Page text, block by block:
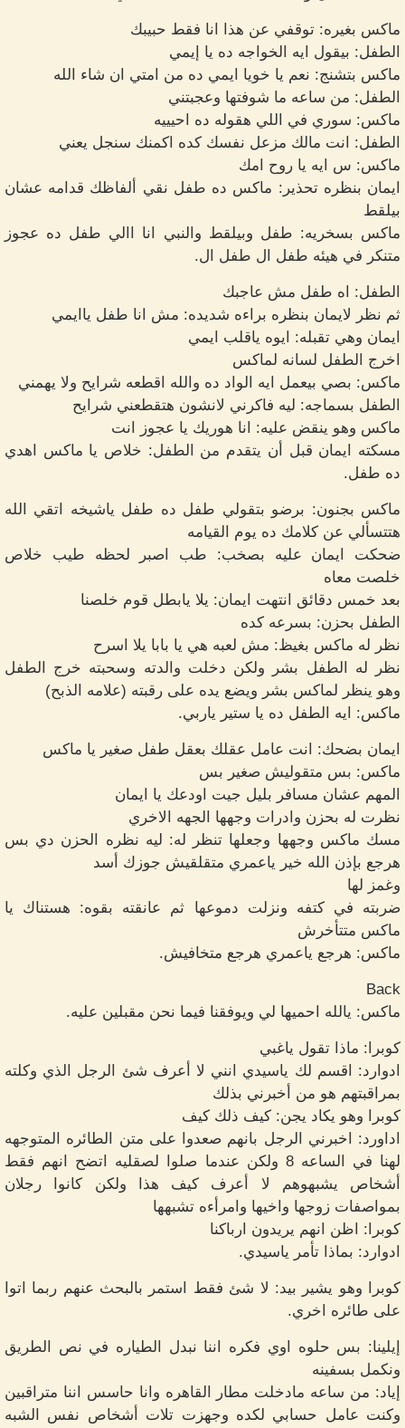
ماكس بغيره: توقفي عن هذا انا فقط حبيبك
الطفل: بيقول ايه الخواجه ده يا إيمي
ماكس بتشنج: نعم يا خويا ايمي ده من امتي ان شاء الله
الطفل: من ساعه ما شوفتها وعجبتني
ماكس: سوري في اللي هقوله ده احيييه
الطفل: انت مالك مزعل نفسك كده اكمنك سنجل يعني
ماكس: س ايه يا روح امك
ايمان بنظره تحذير: ماكس ده طفل نقي ألفاظك قدامه عشان
بيلقط
ماكس بسخريه: طفل وبيلقط والنبي انا االي طفل ده عجوز
متنكر في هيئه طفل ال طفل ال.
الطفل: اه طفل مش عاجبك
ثم نظر لايمان بنظره براءه شديده: مش انا طفل ياايمي
ايمان وهي تقبله: ايوه ياقلب ايمي
اخرج الطفل لسانه لماكس
ماكس: بصي بيعمل ايه الواد ده والله اقطعه شرايح ولا يهمني
الطفل بسماجه: ليه فاكرني لانشون هتقطعني شرايح
ماكس وهو ينقض عليه: انا هوريك يا عجوز انت
مسكته ايمان قبل أن يتقدم من الطفل: خلاص يا ماكس اهدي
ده طفل.
ماكس بجنون: برضو بتقولي طفل ده طفل ياشيخه اتقي الله
هتتسألي عن كلامك ده يوم القيامه
ضحكت ايمان عليه بصخب: طب اصبر لحظه طيب خلاص
خلصت معاه
بعد خمس دقائق انتهت ايمان: يلا يابطل قوم خلصنا
الطفل بحزن: بسرعه كده
نظر له ماكس بغيظ: مش لعبه هي يا بابا يلا اسرح
نظر له الطفل بشر ولكن دخلت والدته وسحبته خرج الطفل
وهو ينظر لماكس بشر ويضع يده على رقبته (علامه الذبح)
ماكس: ايه الطفل ده يا ستير ياربي.
ايمان بضحك: انت عامل عقلك بعقل طفل صغير يا ماكس
ماكس: بس متقوليش صغير بس
المهم عشان مسافر بليل جيت اودعك يا ايمان
نظرت له بحزن وادرات وجهها الجهه الاخري
مسك ماكس وجهها وجعلها تنظر له: ليه نظره الحزن دي بس
هرجع بإذن الله خير ياعمري متقلقيش جوزك أسد
وغمز لها
ضربته في كتفه ونزلت دموعها ثم عانقته بقوه: هستناك يا
ماكس متتأخرش
ماكس: هرجع ياعمري هرجع متخافيش.
Back
ماكس: يالله احميها لي ويوفقنا فيما نحن مقبلين عليه.
كوبرا: ماذا تقول ياغبي
ادوارد: اقسم لك ياسيدي انني لا أعرف شئ الرجل الذي وكلته
بمراقبتهم هو من أخبرني بذلك
كوبرا وهو يكاد يجن: كيف ذلك كيف
اداورد: اخبرني الرجل بانهم صعدوا على متن الطائره المتوجهه
لهنا في الساعه 8 ولكن عندما صلوا لصقليه اتضح انهم فقط
أشخاص يشبهوهم لا أعرف كيف هذا ولكن كانوا رجلان
بمواصفات زوجها واخيها وامرأءه تشبهها
كوبرا: اظن انهم يريدون ارباكنا
ادوارد: بماذا تأمر ياسيدي.
كوبرا وهو يشير بيد: لا شئ فقط استمر بالبحث عنهم ربما اتوا
على طائره اخري.
إيلينا: بس حلوه اوي فكره اننا نبدل الطياره في نص الطريق
ونكمل بسفينه
إياد: من ساعه مادخلت مطار القاهره وانا حاسس اننا متراقبين
وكنت عامل حسابي لكده وجهزت تلات أشخاص نفس الشبه